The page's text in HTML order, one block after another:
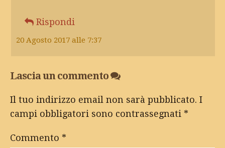
20 Agosto 2017 alle 7:37
Rispondi
Lascia un commento
Il tuo indirizzo email non sarà pubblicato. I
campi obbligatori sono contrassegnati *
Commento *